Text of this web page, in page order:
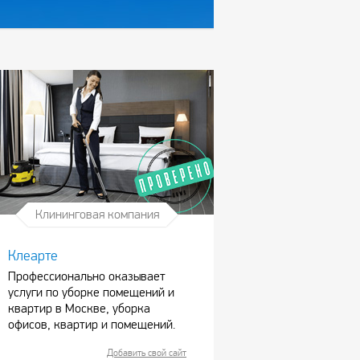
Клининговая компания
Клеарте
Профессионально оказывает
услуги по уборке помещений и
квартир в Москве, уборка
офисов, квартир и помещений.
Добавить свой сайт